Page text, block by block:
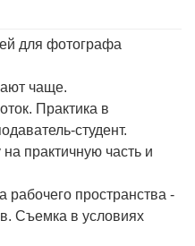
для фотографа
чаще.
Практика в
студент.
практичную часть и
рабочего пространства -
Съемка в условиях